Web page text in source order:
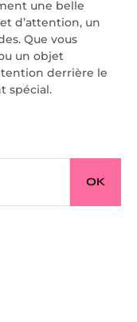
une belle
d’attention, un
Que vous
un objet
derrière le
spécial.
OK